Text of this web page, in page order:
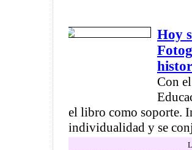
Hoy
Con
el libro como soporte.
individualidad y se